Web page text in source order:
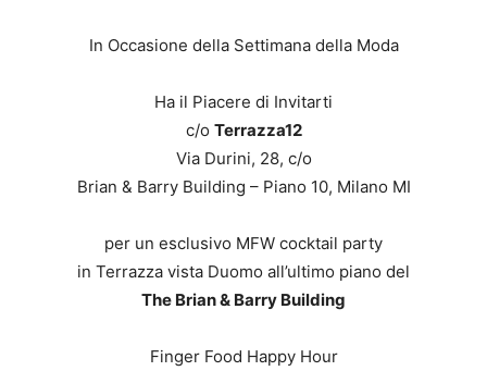
In Occasione della Settimana della Moda
Ha il Piacere di Invitarti
c/o Terrazza12
Via Durini, 28, c/o
Brian & Barry Building – Piano 10, Milano MI
per un esclusivo MFW cocktail party
in Terrazza vista Duomo all’ultimo piano del
The Brian & Barry Building
Finger Food Happy Hour